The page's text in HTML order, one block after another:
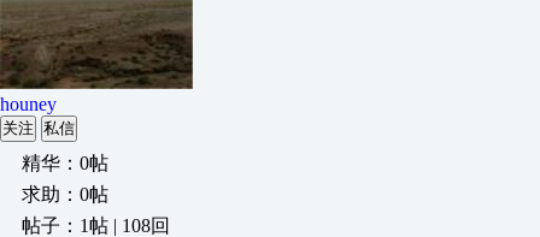
houney
关注 私信
精华：0帖
求助：0帖
帖子：1帖 | 108回